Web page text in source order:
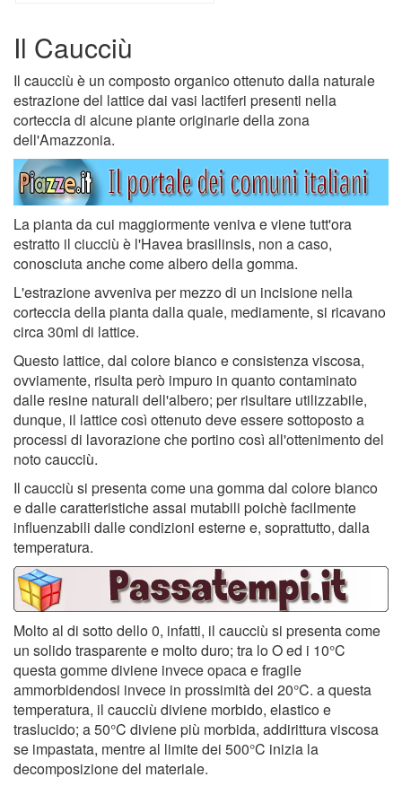
Il Caucciù
Il caucciù è un composto organico ottenuto dalla naturale
estrazione del lattice dai vasi lactiferi presenti nella
corteccia di alcune piante originarie della zona
dell'Amazzonia.
La pianta da cui maggiormente veniva e viene tutt'ora
estratto il ciucciù è l'Havea brasilinsis, non a caso,
conosciuta anche come albero della gomma.
L'estrazione avveniva per mezzo di un incisione nella
corteccia della pianta dalla quale, mediamente, si ricavano
circa 30ml di lattice.
Questo lattice, dal colore bianco e consistenza viscosa,
ovviamente, risulta però impuro in quanto contaminato
dalle resine naturali dell'albero; per risultare utilizzabile,
dunque, il lattice così ottenuto deve essere sottoposto a
processi di lavorazione che portino così all'ottenimento del
noto caucciù.
Il caucciù si presenta come una gomma dal colore bianco
e dalle caratteristiche assai mutabili poichè facilmente
influenzabili dalle condizioni esterne e, soprattutto, dalla
temperatura.
Molto al di sotto dello 0, infatti, il caucciù si presenta come
un solido trasparente e molto duro; tra lo O ed i 10°C
questa gomme diviene invece opaca e fragile
ammorbidendosi invece in prossimità dei 20°C. a questa
temperatura, il caucciù diviene morbido, elastico e
traslucido; a 50°C diviene più morbida, addirittura viscosa
se impastata, mentre al limite dei 500°C inizia la
decomposizione del materiale.